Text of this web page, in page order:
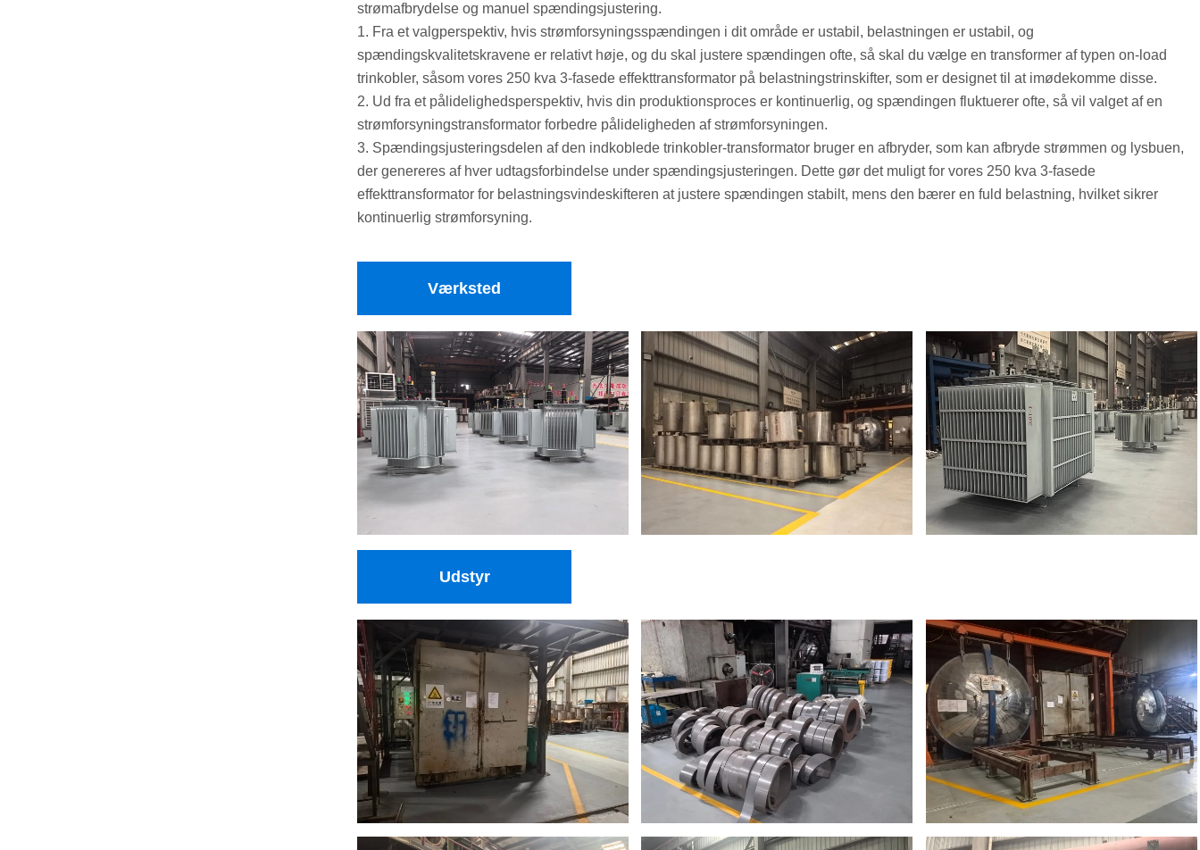
strømafbrydelse og manuel spændingsjustering.
1. Fra et valgperspektiv, hvis strømforsyningsspændingen i dit område er ustabil, belastningen er ustabil, og
spændingskvalitetskravene er relativt høje, og du skal justere spændingen ofte, så skal du vælge en transformer af typen on-load
trinkobler, såsom vores 250 kva 3-fasede effekttransformator på belastningstrinskifter, som er designet til at imødekomme disse.
2. Ud fra et pålidelighedsperspektiv, hvis din produktionsproces er kontinuerlig, og spændingen fluktuerer ofte, så vil valget af en
strømforsyningstransformator forbedre pålideligheden af ​​strømforsyningen.
3. Spændingsjusteringsdelen af ​​den indkoblede trinkobler-transformator bruger en afbryder, som kan afbryde strømmen og lysbuen,
der genereres af hver udtagsforbindelse under spændingsjusteringen. Dette gør det muligt for vores 250 kva 3-fasede
effekttransformator for belastningsvindeskifteren at justere spændingen stabilt, mens den bærer en fuld belastning, hvilket sikrer
kontinuerlig strømforsyning.
Værksted
Udstyr